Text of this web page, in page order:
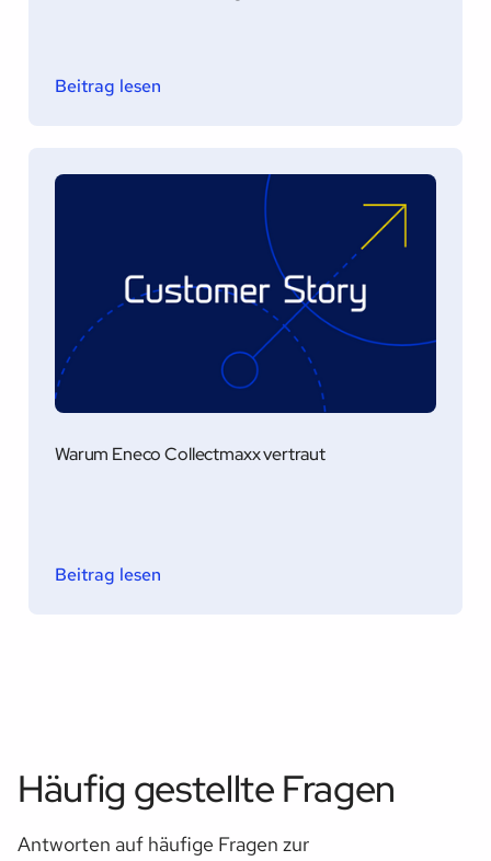
Beitrag lesen
Warum Eneco Collectmaxx vertraut
Beitrag lesen
Häufig gestellte Fragen
Antworten auf häufige Fragen zur